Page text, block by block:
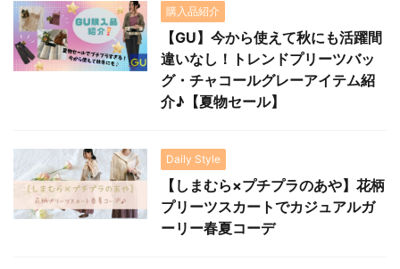
購入品紹介
【GU】今から使えて秋にも活躍間
違いなし！トレンドプリーツバッ
グ・チャコールグレーアイテム紹
介♪【夏物セール】
Daily Style
【しまむら×プチプラのあや】花柄
プリーツスカートでカジュアルガ
ーリー春夏コーデ